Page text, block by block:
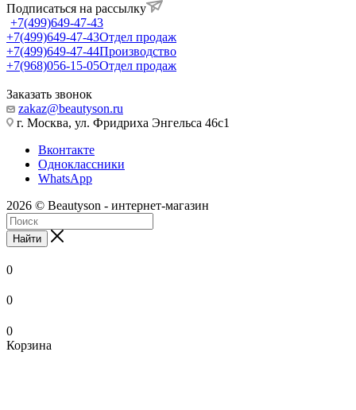
Подписаться на рассылку
+7(499)649-47-43
+7(499)649-47-43Отдел продаж
+7(499)649-47-44Производство
+7(968)056-15-05Отдел продаж
Заказать звонок
zakaz@beautyson.ru
г. Москва, ул. Фридриха Энгельса 46с1
Вконтакте
Одноклассники
WhatsApp
2026 © Beautyson - интернет-магазин
Найти
0
0
0
Корзина